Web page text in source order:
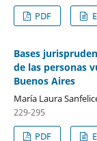
PDF
Bases
de las personas
Buenos Aires
María Laura
229-295
PDF